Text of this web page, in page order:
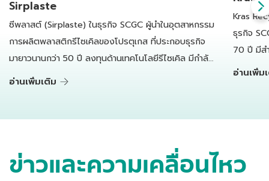
Sirplaste
ซีพลาสต์ (Sirplaste) ในธุรกิจ SCGC ผู้นำในอุตสาหกรรม
การผลิตพลาสติกรีไซเคิลของโปรตุเกส ที่ประกอบธุรกิจ
มายาวนานกว่า 50 ปี ลงทุนด้านเทคโนโลยีรีไซเคิล มีกำลัง
การผลิตเม็ดพลาสติกรีไซเคิลคุณภาพสูงทั้งหมดกว่า
อ่านเพิ่มเติม
Kras
ธุรกิจ
70 ปี มีส
เนเธอร์
อ่านเพิ่ม
ข่าวและความเคลื่อนไหว